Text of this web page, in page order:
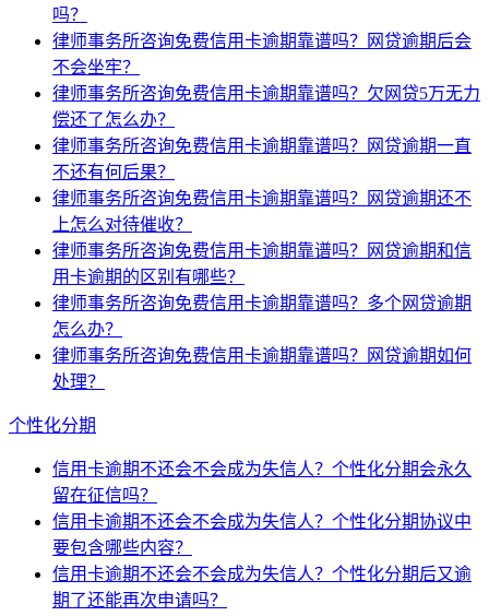
吗？
律师事务所咨询免费信用卡逾期靠谱吗？网贷逾期后会
不会坐牢？
律师事务所咨询免费信用卡逾期靠谱吗？欠网贷5万无力
偿还了怎么办？
律师事务所咨询免费信用卡逾期靠谱吗？网贷逾期一直
不还有何后果？
律师事务所咨询免费信用卡逾期靠谱吗？网贷逾期还不
上怎么对待催收？
律师事务所咨询免费信用卡逾期靠谱吗？网贷逾期和信
用卡逾期的区别有哪些？
律师事务所咨询免费信用卡逾期靠谱吗？多个网贷逾期
怎么办？
律师事务所咨询免费信用卡逾期靠谱吗？网贷逾期如何
处理？
个性化分期
信用卡逾期不还会不会成为失信人？个性化分期会永久
留在征信吗？
信用卡逾期不还会不会成为失信人？个性化分期协议中
要包含哪些内容？
信用卡逾期不还会不会成为失信人？个性化分期后又逾
期了还能再次申请吗？